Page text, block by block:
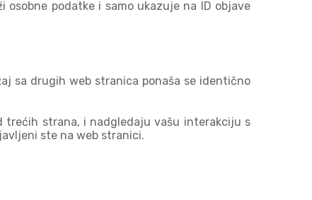
podatke i samo ukazuje na ID objave
sa drugih web stranica ponaša se identično
trećih strana, i nadgledaju vašu interakciju s
ste na web stranici.